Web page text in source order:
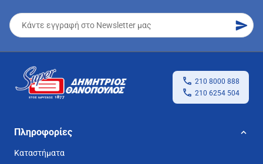
210 8000 888
210 6254 504
Πληροφορίες
Καταστήματα